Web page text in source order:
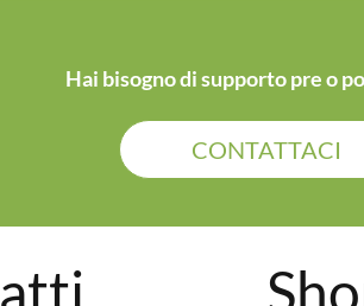
Hai bisogno di supporto pre o
CONTATTACI